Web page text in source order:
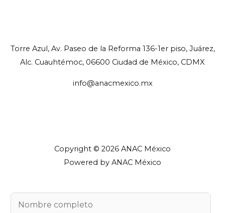
Torre Azul, Av. Paseo de la Reforma 136-1er piso, Juárez,
Alc. Cuauhtémoc, 06600 Ciudad de México, CDMX
info@anacmexico.mx
Copyright © 2026 ANAC México
Powered by ANAC México